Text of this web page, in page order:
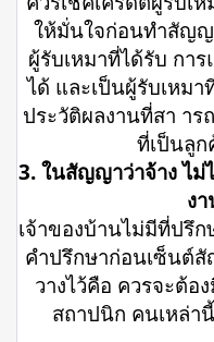
ให้มั่นใจก่อนทำสัญญ
ผู้รับเหมาที่ได้รับ กา
ได้ และเป็นผู้รับเหม
ประวัติผลงานที่สา าร
ที่เป็นลู
3. ในสัญญาว่าจ้าง ไม่
ง
เจ้าของบ้านไม่มีที่ปรึ
คำปรึกษาก่อนเซ็นต์
วางไว้คือ ควรจะต้อ
สถาปนิก คนเหล่า